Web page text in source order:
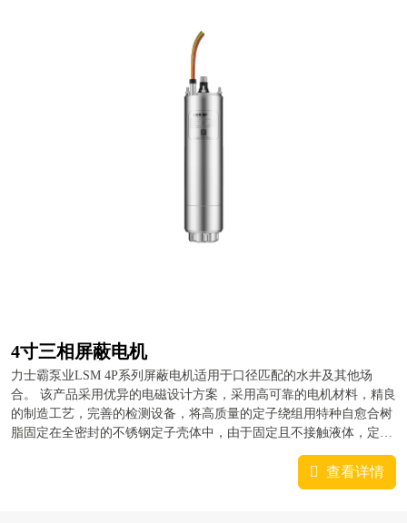
4寸三相屏蔽电机
力士霸泵业LSM 4P系列屏蔽电机适用于口径匹配的水井及其他场
合。 该产品采用优异的电磁设计方案，采用高可靠的电机材料，精良
的制造工艺，完善的检测设备，将高质量的定子绕组用特种自愈合树
脂固定在全密封的不锈钢定子壳体中，由于固定且不接触液体，定子
绕组避免了可能的水冲击与磨损，并得到了良好的机械保护；特种树
查看详情